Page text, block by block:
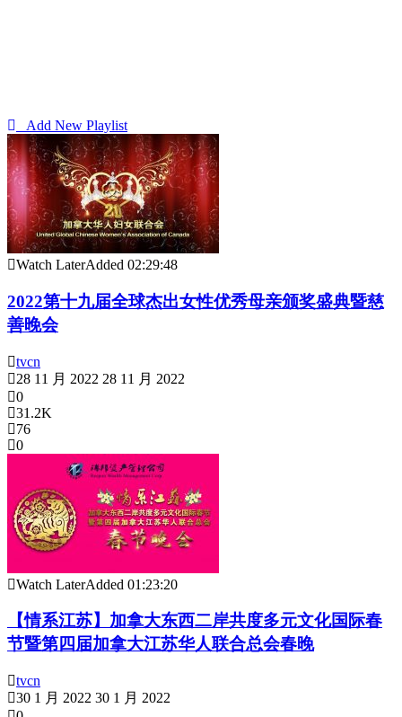
Add New Playlist
Watch LaterAdded 02:29:48
2022第十九届全球杰出女性优秀母亲颁奖盛典暨慈
善晚会
tvcn
28 11 月 2022 28 11 月 2022
0
31.2K
76
0
Watch LaterAdded 01:23:20
【情系江苏】加拿大东西二岸共度多元文化国际春
节暨第四届加拿大江苏华人联合总会春晚
tvcn
30 1 月 2022 30 1 月 2022